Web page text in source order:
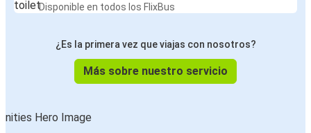
Disponible en todos los FlixBus
¿Es la primera vez que viajas con nosotros?
Más sobre nuestro servicio